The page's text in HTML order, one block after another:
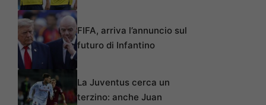
FIFA, arriva l’annuncio sul
futuro di Infantino
La Juventus cerca un
terzino: anche Juan